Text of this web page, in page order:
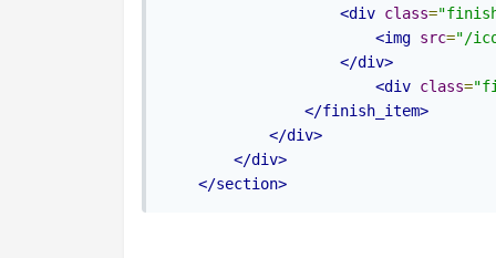
<div class=
<img src="/
</div>
<div class=
</finish_item>
</div>
</div>
</section>